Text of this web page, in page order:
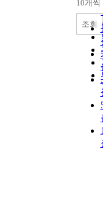
using the
systems and
frame our
equitable ending
what different
look like. Together,
provide grounding for
framework to create a
and equitable ending
specifically creating
for designing the end
research cycle in an
10개씩
조회